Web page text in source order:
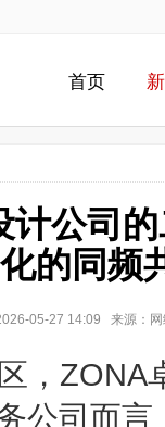
首页
公司
化的同频
05-27 14:09 来源：
，ZONA
公司而言